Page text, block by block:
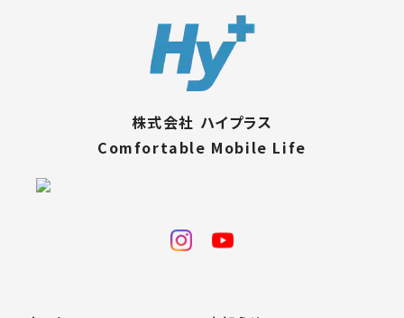
株式会社 ハイプラス
Comfortable Mobile Life